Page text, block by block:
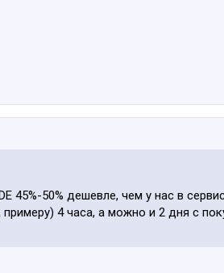
45%-50% дешевле, чем у нас в
4 часа, а можно и 2 дня с